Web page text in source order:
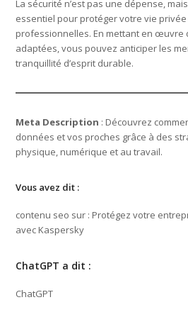
La sécurité n’est pas une dépense,
essentiel pour protéger votre vie
professionnelles. En mettant en œuvre
adaptées, vous pouvez anticiper les
tranquillité d’esprit durable.
Meta Description : Découvrez
données et vos proches grâce à des
physique, numérique et au travail.
Vous avez dit :
contenu seo sur : Protégez votre
avec Kaspersky
ChatGPT a dit :
ChatGPT